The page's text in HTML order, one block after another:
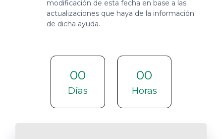
modificación de esta fecha en base a las
actualizaciones que haya de la información
de dicha ayuda.
00
Días
00
Horas